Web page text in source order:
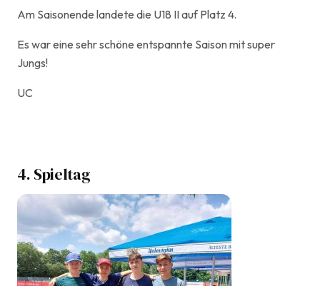
Am Saisonende landete die U18 II auf Platz 4.
Es war eine sehr schöne entspannte Saison mit super
Jungs!
UC
4. Spieltag